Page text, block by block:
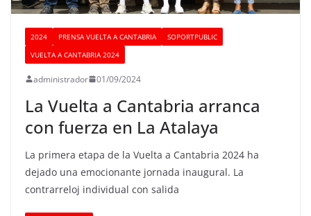
2024 PRENSA VUELTA A CANTABRIA
SOPORTPUBLIC
VUELTA A CANTABRIA 2024
administrador 01/09/2024
La Vuelta a Cantabria arranca
con fuerza en La Atalaya
La primera etapa de la Vuelta a Cantabria 2024 ha
dejado una emocionante jornada inaugural. La
contrarreloj individual con salida